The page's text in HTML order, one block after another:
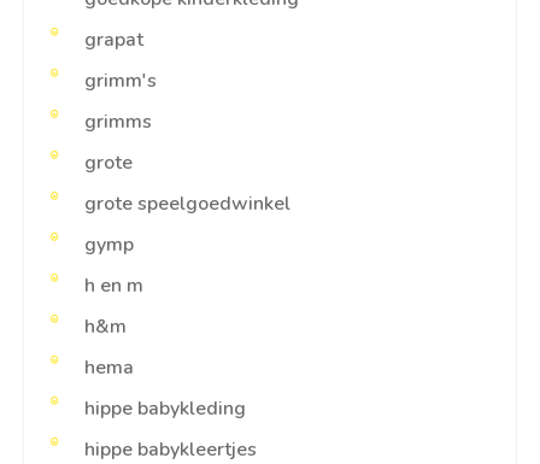
grapat
grimm's
grimms
grote
grote speelgoedwinkel
gymp
h en m
h&m
hema
hippe babykleding
hippe babykleertjes